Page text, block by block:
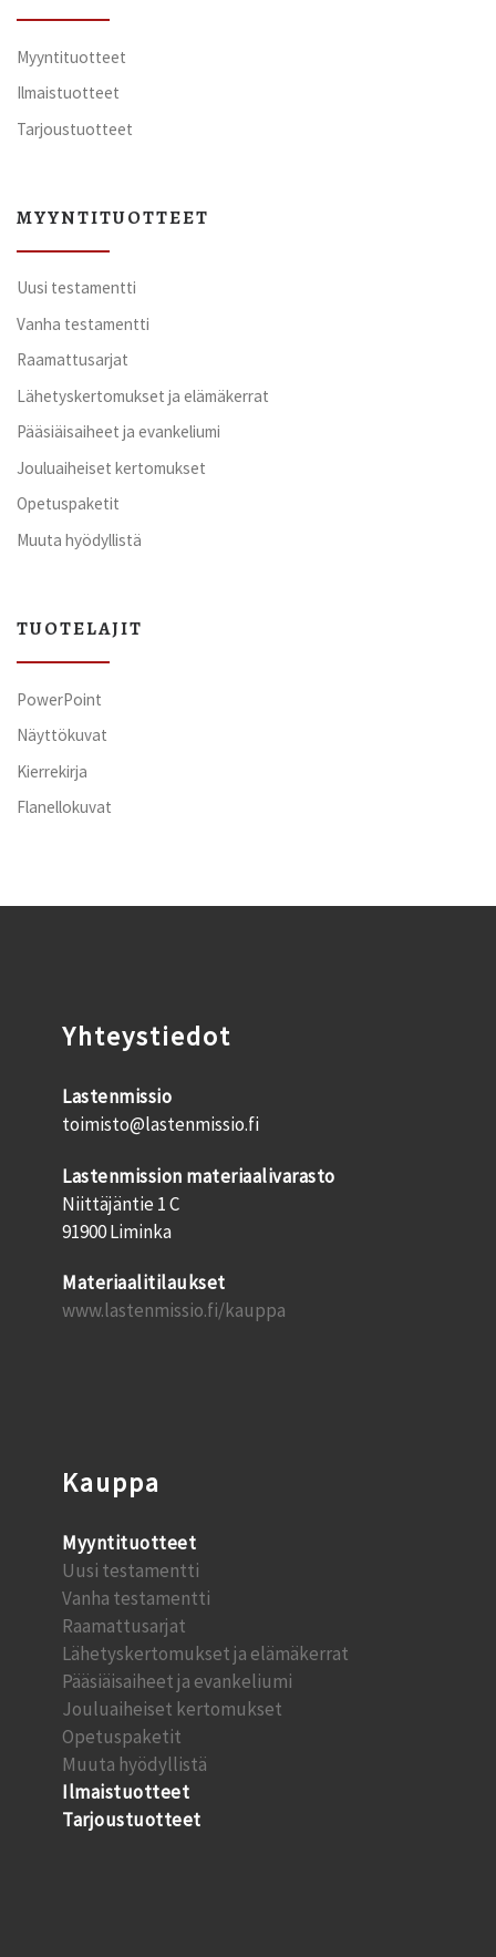
Myyntituotteet
Ilmaistuotteet
Tarjoustuotteet
MYYNTITUOTTEET
Uusi testamentti
Vanha testamentti
Raamattusarjat
Lähetyskertomukset ja elämäkerrat
Pääsiäisaiheet ja evankeliumi
Jouluaiheiset kertomukset
Opetuspaketit
Muuta hyödyllistä
TUOTELAJIT
PowerPoint
Näyttökuvat
Kierrekirja
Flanellokuvat
Yhteystiedot
Lastenmissio
toimisto@lastenmissio.fi
Lastenmission materiaalivarasto
Niittäjäntie 1 C
91900 Liminka
Materiaalitilaukset
www.lastenmissio.fi/kauppa
Kauppa
Myyntituotteet
Uusi testamentti
Vanha testamentti
Raamattusarjat
Lähetyskertomukset ja elämäkerrat
Pääsiäisaiheet ja evankeliumi
Jouluaiheiset kertomukset
Opetuspaketit
Muuta hyödyllistä
Ilmaistuotteet
Tarjoustuotteet